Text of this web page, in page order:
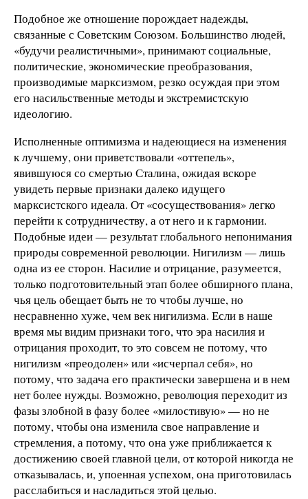
Подобное же отношение порождает надежды,
связанные с Советским Союзом. Большинство людей,
«будучи реалистичными», принимают социальные,
политические, экономические преобразования,
производимые марксизмом, резко осуждая при этом
его насильственные методы и экстремистскую
идеологию.
Исполненные оптимизма и надеющиеся на изменения
к лучшему, они приветствовали «оттепель»,
явившуюся со смертью Сталина, ожидая вскоре
увидеть первые признаки далеко идущего
марксистского идеала. От «сосуществования» легко
перейти к сотрудничеству, а от него и к гармонии.
Подобные идеи — результат глобального непонимания
природы современной революции. Нигилизм — лишь
одна из ее сторон. Насилие и отрицание, разумеется,
только подготовительный этап более обширного плана,
чья цель обещает быть не то чтобы лучше, но
несравненно хуже, чем век нигилизма. Если в наше
время мы видим признаки того, что эра насилия и
отрицания проходит, то это совсем не потому, что
нигилизм «преодолен» или «исчерпал себя», но
потому, что задача его практически завершена и в нем
нет более нужды. Возможно, революция переходит из
фазы злобной в фазу более «милостивую» — но не
потому, чтобы она изменила свое направление и
стремления, а потому, что она уже приближается к
достижению своей главной цели, от которой никогда не
отказывалась, и, упоенная успехом, она приготовилась
расслабиться и насладиться этой целью.